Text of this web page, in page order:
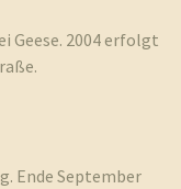
Geese. 2004 erfolgt
Ende September